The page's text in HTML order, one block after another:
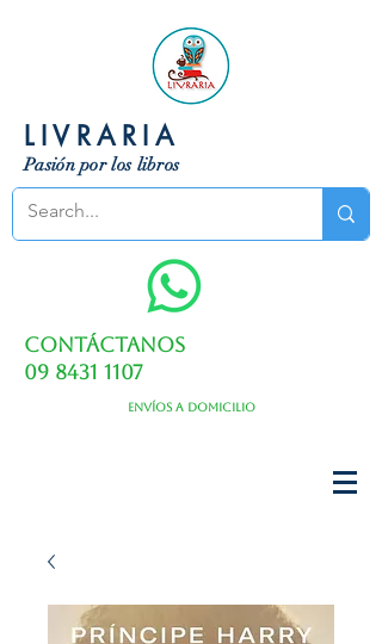
LIVRARIA
Pasión por los libros
Contáctanos
09 8431 1107
Envíos a domicilio